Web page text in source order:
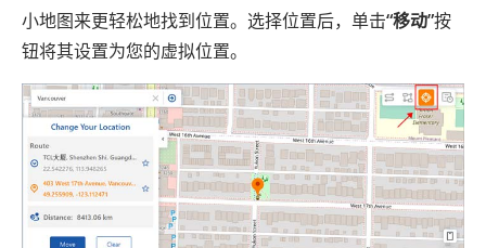
小地图来更轻松地找到位置。选择位置后，单击“移动”按
钮将其设置为您的虚拟位置。